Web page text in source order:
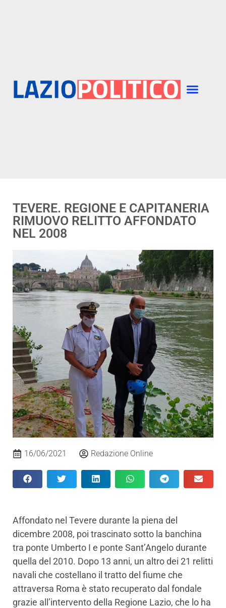
TEVERE. REGIONE E CAPITANERIA
RIMUOVO RELITTO AFFONDATO
NEL 2008
16/06/2021 Redazione Online
Affondato nel Tevere durante la piena del
dicembre 2008, poi trascinato sotto la banchina
tra ponte Umberto I e ponte Sant’Angelo durante
quella del 2010. Dopo 13 anni, un altro dei 21 relitti
navali che costellano il tratto del fiume che
attraversa Roma è stato recuperato dal fondale
grazie all’intervento della Regione Lazio, che lo ha